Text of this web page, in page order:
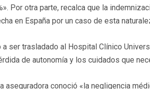
Por otra parte, recalca que la
en España por un caso de esta
a ser trasladado al Hospital Clínico
de autonomía y los cuidados que
aseguradora conoció «la negligencia